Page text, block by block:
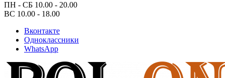
ПН - СБ 10.00 - 20.00
ВС 10.00 - 18.00
Вконтакте
Одноклассники
WhatsApp